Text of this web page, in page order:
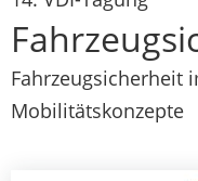
Fahrzeugsicherheit
Mobilitätskonzepte